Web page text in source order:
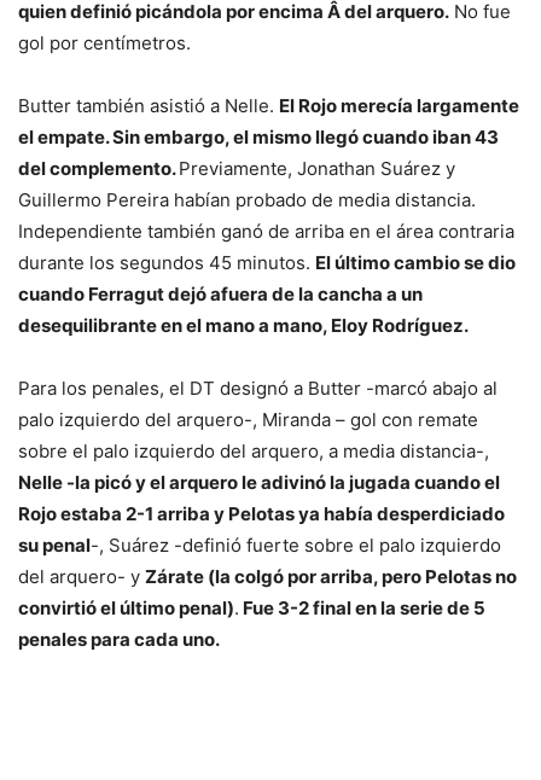
quien definió picándola por encima Â del arquero. No fue
gol por centímetros.
Butter también asistió a Nelle. El Rojo merecía largamente
el empate. Sin embargo, el mismo llegó cuando iban 43
del complemento.Previamente, Jonathan Suárez y
Guillermo Pereira habían probado de media distancia.
Independiente también ganó de arriba en el área contraria
durante los segundos 45 minutos. El último cambio se dio
cuando Ferragut dejó afuera de la cancha a un
desequilibrante en el mano a mano, Eloy Rodríguez.
Para los penales, el DT designó a Butter -marcó abajo al
palo izquierdo del arquero-, Miranda – gol con remate
sobre el palo izquierdo del arquero, a media distancia-,
Nelle -la picó y el arquero le adivinó la jugada cuando el
Rojo estaba 2-1 arriba y Pelotas ya había desperdiciado
su penal-, Suárez -definió fuerte sobre el palo izquierdo
del arquero- y Zárate (la colgó por arriba, pero Pelotas no
convirtió el último penal). Fue 3-2 final en la serie de 5
penales para cada uno.